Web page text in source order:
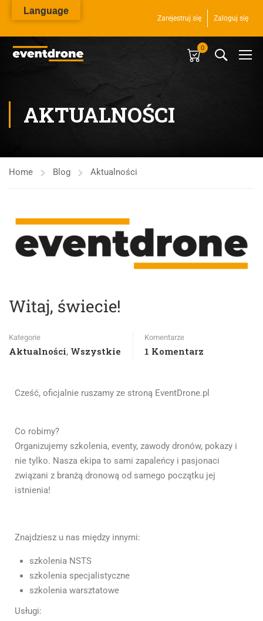
Zarejestruj się Zaloguj się
0
AKTUALNOŚCI
Home Blog Aktualności
Witaj, świecie!
Kategorie
Aktualności, Wszystkie
Komentarze
1 Komentarz
Cześć, oficjalnie ruszamy ze stroną EventDrone.pl
Co robimy?
Organizujemy szkolenia, eventy, zawody dronów, pokazy i
nie tylko. Nasza ekipa to sami zapaleńcy i pasjonaci
związani z branżą dronową od samego początku jej
istnienia!
Znajdziesz u nas między innymi:
szkolenia NSTS
szkolenia specjalistyczne
szkolenia warsztatowe
Usługi:
Language